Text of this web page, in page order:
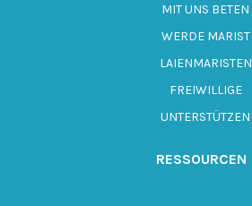
MIT UNS BETEN
WERDE MARIST
LAIENMARISTEN
FREIWILLIGE
UNTERSTÜTZEN
RESSOURCEN